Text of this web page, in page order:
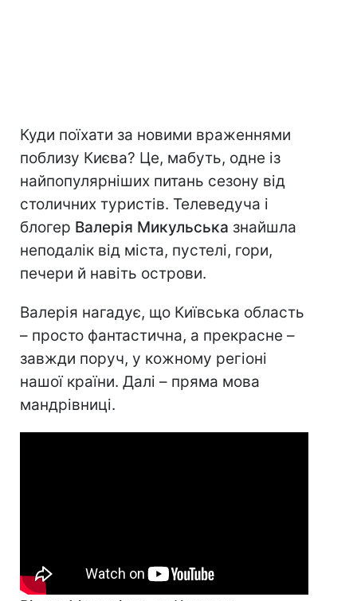
Куди поїхати за новими враженнями
поблизу Києва? Це, мабуть, одне із
найпопулярніших питань сезону від
столичних туристів. Телеведуча і
блогер Валерія Микульська знайшла
неподалік від міста, пустелі, гори,
печери й навіть острови.
Валерія нагадує, що Київська область
– просто фантастична, а прекрасне –
завжди поруч, у кожному регіоні
нашої країни. Далі – пряма мова
мандрівниці.